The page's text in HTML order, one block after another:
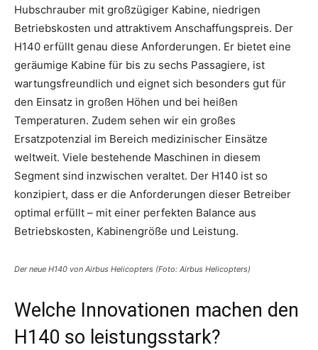
Hubschrauber mit großzügiger Kabine, niedrigen
Betriebskosten und attraktivem Anschaffungspreis. Der
H140 erfüllt genau diese Anforderungen. Er bietet eine
geräumige Kabine für bis zu sechs Passagiere, ist
wartungsfreundlich und eignet sich besonders gut für
den Einsatz in großen Höhen und bei heißen
Temperaturen. Zudem sehen wir ein großes
Ersatzpotenzial im Bereich medizinischer Einsätze
weltweit. Viele bestehende Maschinen in diesem
Segment sind inzwischen veraltet. Der H140 ist so
konzipiert, dass er die Anforderungen dieser Betreiber
optimal erfüllt – mit einer perfekten Balance aus
Betriebskosten, Kabinengröße und Leistung.
Der neue H140 von Airbus Helicopters (Foto: Airbus Helicopters)
Welche Innovationen machen den
H140 so leistungsstark?